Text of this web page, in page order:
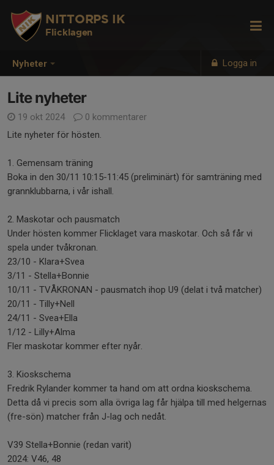
Nyheter Logga in
NITTORPS IK
Flicklagen
Lite nyheter
19 okt 2024
0 kommentarer
Lite nyheter för hösten.
1. Gemensam träning
Boka in den 30/11 10:15-11:45 (preliminärt) för samträning med
grannklubbarna, i vår ishall.
2. Maskotar och pausmatch
Under hösten kommer Flicklaget vara maskotar. Och så får vi
spela under tvåkronan.
23/10 - Klara+Svea
3/11 - Stella+Bonnie
10/11 - TVÅKRONAN - pausmatch ihop U9 (delat i två matcher)
20/11 - Tilly+Nell
24/11 - Svea+Ella
1/12 - Lilly+Alma
Fler maskotar kommer efter nyår.
3. Kioskschema
Fredrik Rylander kommer ta hand om att ordna kioskschema.
Detta då vi precis som alla övriga lag får hjälpa till med helgernas
(fre-sön) matcher från J-lag och nedåt.
V39 Stella+Bonnie (redan varit)
2024: V46, 48